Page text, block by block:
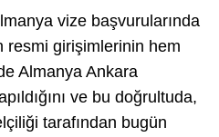
vize başvurularında
resmi girişimlerinin hem
Almanya Ankara
ve bu doğrultuda,
tarafından bugün